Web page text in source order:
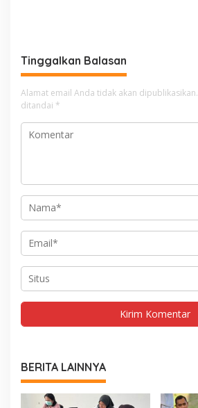
Tinggalkan Balasan
Alamat email Anda tidak akan dipublikasikan.
ditandai *
BERITA LAINNYA